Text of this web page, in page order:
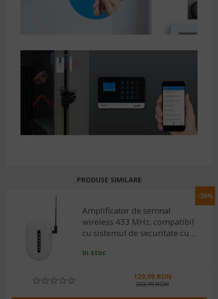
PRODUSE SIMILARE
-36%
Amplificator de semnal
wireless 433 MHz, compatibil
cu sistemul de securitate cu
In stoc
129,99 RON
203,99 RON